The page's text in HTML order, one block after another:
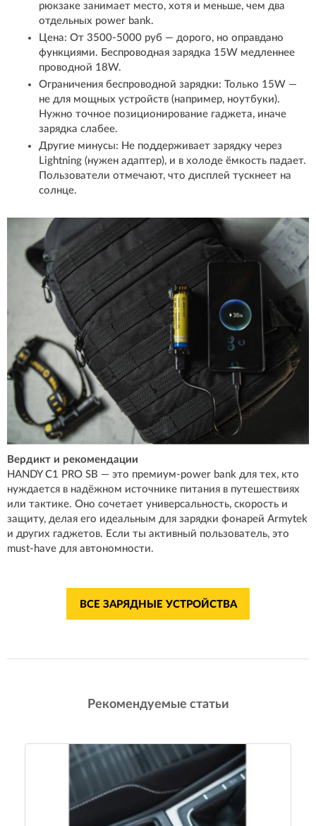
рюкзаке занимает место, хотя и меньше, чем два
отдельных power bank.
Цена: От 3500-5000 руб — дорого, но оправдано
функциями. Беспроводная зарядка 15W медленнее
проводной 18W.
Ограничения беспроводной зарядки: Только 15W —
не для мощных устройств (например, ноутбуки).
Нужно точное позиционирование гаджета, иначе
зарядка слабее.
Другие минусы: Не поддерживает зарядку через
Lightning (нужен адаптер), и в холоде ёмкость падает.
Пользователи отмечают, что дисплей тускнеет на
солнце.
Вердикт и рекомендации
HANDY C1 PRO SB — это премиум-power bank для тех, кто
нуждается в надёжном источнике питания в путешествиях
или тактике. Оно сочетает универсальность, скорость и
защиту, делая его идеальным для зарядки фонарей Armytek
и других гаджетов. Если ты активный пользователь, это
must-have для автономности.
ВСЕ ЗАРЯДНЫЕ УСТРОЙСТВА
Рекомендуемые статьи